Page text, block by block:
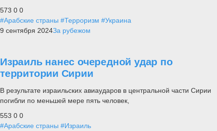
573 0 0
#Арабские страны #Терроризм #Украина
9 сентября 2024За рубежом
Израиль нанес очередной удар по
территории Сирии
В результате израильских авиаударов в центральной части Сирии
погибли по меньшей мере пять человек,
553 0 0
#Арабские страны #Израиль